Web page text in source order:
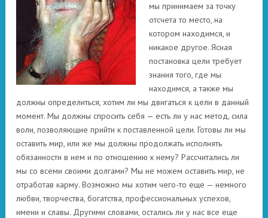
мы принимаем за точку
отсчета то место, на
котором находимся, и
никакое другое. Ясная
постановка цели требует
знания того, где мы
находимся, а также мы
должны определиться, хотим ли мы двигаться к цели в данный
момент. Мы должны спросить себя — есть ли у нас метод, сила
воли, позволяющие прийти к поставленной цели. Готовы ли мы
оставить мир, или же мы должны продолжать исполнять
обязанности в нем и по отношению к нему? Рассчитались ли
мы со всеми своими долгами? Мы не можем оставить мир, не
отработав карму. Возможно мы хотим чего-то еще — немного
любви, творчества, богатства, профессиональных успехов,
имени и славы. Другими словами, остались ли у нас все еще